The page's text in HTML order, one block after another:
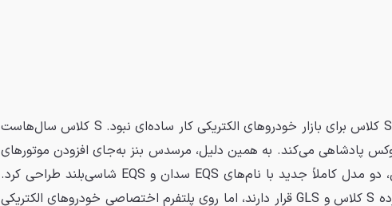
ایجاد تجربه‌ای در سطح S کلاس برای بازار خودروهای الکتریکی کار ساده‌ای نبود. S کلاس سال‌هاست
پادشاهی می‌کند. به همین دلیل، مرسدس بنز به‌جای افزودن موتورهای
الکتریکی به نسخه بنزینی، دو مدل کاملاً جدید با نام‌های EQS سدان و EQS شاسی‌بلند طراحی کرد.
این دو مدل، هرچند در رده S کلاس و GLS قرار دارند، اما روی پلتفرم اختصاصی خودروهای الکتریکی